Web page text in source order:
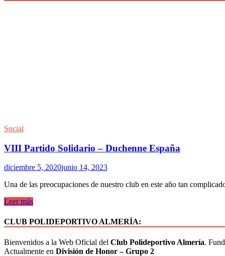
Social
VIII Partido Solidario – Duchenne España
diciembre 5, 2020junio 14, 2023
Una de las preocupaciones de nuestro club en este año tan
Leer más
CLUB POLIDEPORTIVO ALMERÍA:
Bienvenidos a la Web Oficial del Club Polideportivo Almería.
Actualmente en División de Honor – Grupo 2